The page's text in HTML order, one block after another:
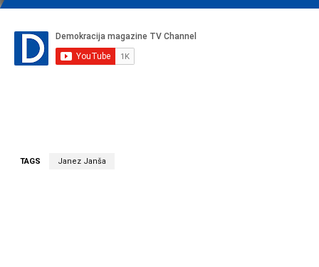
TAGS Janez Janša